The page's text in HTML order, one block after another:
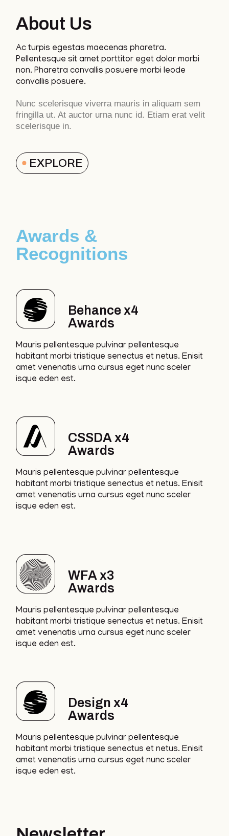
About Us
Ac turpis egestas maecenas pharetra.
Pellentesque sit amet porttitor eget dolor morbi
non. Pharetra convallis posuere morbi leode
convallis posuere.
Nunc scelerisque viverra mauris in aliquam sem
fringilla ut. At auctor urna nunc id. Etiam erat velit
scelerisque in.
EXPLORE
Awards &
Recognitions
Behance x4
Awards
Mauris pellentesque pulvinar pellentesque
habitant morbi tristique senectus et netus. Enisit
amet venenatis urna cursus eget nunc sceler
isque eden est.
CSSDA x4
Awards
Mauris pellentesque pulvinar pellentesque
habitant morbi tristique senectus et netus. Enisit
amet venenatis urna cursus eget nunc sceler
isque eden est.
WFA x3
Awards
Mauris pellentesque pulvinar pellentesque
habitant morbi tristique senectus et netus. Enisit
amet venenatis urna cursus eget nunc sceler
isque eden est.
Design x4
Awards
Mauris pellentesque pulvinar pellentesque
habitant morbi tristique senectus et netus. Enisit
amet venenatis urna cursus eget nunc sceler
isque eden est.